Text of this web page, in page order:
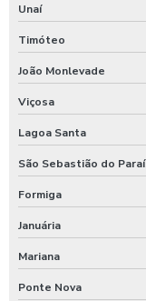
Maquina de lavar
Máquina de lavar
Máquina para lavar
Maquina para lavar
Máquina de lavar ônibus
Máquina de lavar ônibus
Maquinas para
Unaí
Timóteo
João Monlevade
Viçosa
Lagoa Santa
São Sebastião do
Formiga
Januária
Mariana
Ponte Nova